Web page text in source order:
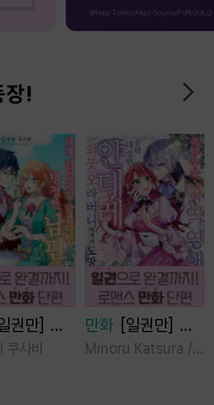
장!
권만] 내
지 않겠
쿠사비
만화
[일권만] 기
억상실 악역 영애
Minoru Katsura /